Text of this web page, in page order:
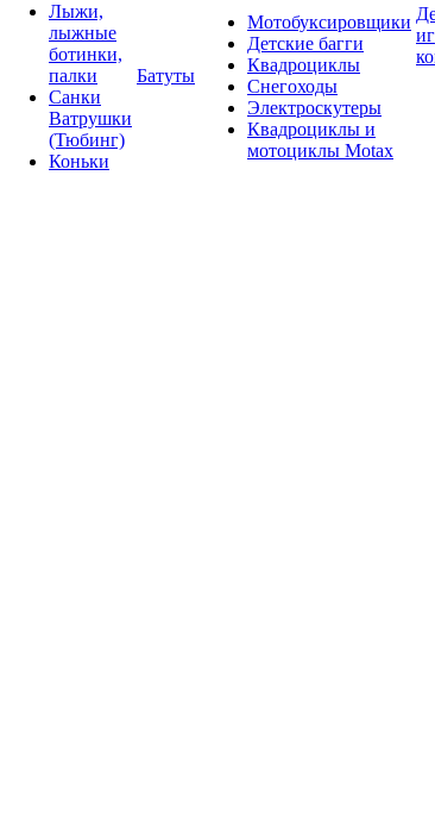
Лыжи,
лыжные
ботинки,
палки
Санки
Ватрушки
(Тюбинг)
Коньки
Батуты
Мотобуксировщики
Детские багги
Квадроциклы
Снегоходы
Электроскутеры
Квадроциклы и
мотоциклы Motax